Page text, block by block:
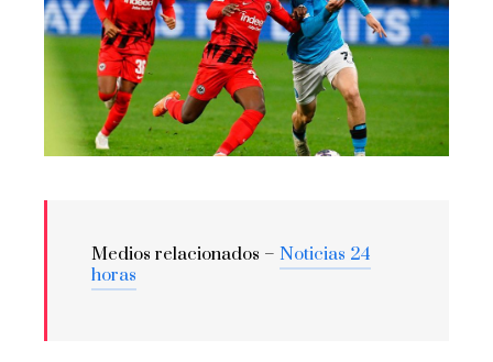
Medios relacionados – Noticias 24
horas